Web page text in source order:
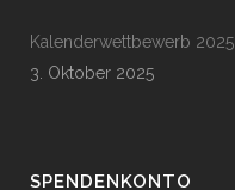
Kalenderwettbewerb 2025
3. Oktober 2025
SPENDENKONTO